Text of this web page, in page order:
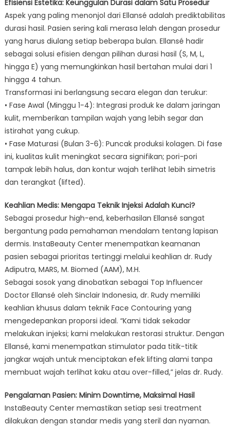
Efisiensi Estetika: Keunggulan Durasi dalam Satu Prosedur
Aspek yang paling menonjol dari Ellansé adalah prediktabilitas
durasi hasil. Pasien sering kali merasa lelah dengan prosedur
yang harus diulang setiap beberapa bulan. Ellansé hadir
sebagai solusi efisien dengan pilihan durasi hasil (S, M, L,
hingga E) yang memungkinkan hasil bertahan mulai dari 1
hingga 4 tahun.
Transformasi ini berlangsung secara elegan dan terukur:
• Fase Awal (Minggu 1-4): Integrasi produk ke dalam jaringan
kulit, memberikan tampilan wajah yang lebih segar dan
istirahat yang cukup.
• Fase Maturasi (Bulan 3-6): Puncak produksi kolagen. Di fase
ini, kualitas kulit meningkat secara signifikan; pori-pori
tampak lebih halus, dan kontur wajah terlihat lebih simetris
dan terangkat (lifted).
Keahlian Medis: Mengapa Teknik Injeksi Adalah Kunci?
Sebagai prosedur high-end, keberhasilan Ellansé sangat
bergantung pada pemahaman mendalam tentang lapisan
dermis. InstaBeauty Center menempatkan keamanan
pasien sebagai prioritas tertinggi melalui keahlian dr. Rudy
Adiputra, MARS, M. Biomed (AAM), M.H.
Sebagai sosok yang dinobatkan sebagai Top Influencer
Doctor Ellansé oleh Sinclair Indonesia, dr. Rudy memiliki
keahlian khusus dalam teknik Face Contouring yang
mengedepankan proporsi ideal. “Kami tidak sekadar
melakukan injeksi; kami melakukan restorasi struktur. Dengan
Ellansé, kami menempatkan stimulator pada titik-titik
jangkar wajah untuk menciptakan efek lifting alami tanpa
membuat wajah terlihat kaku atau over-filled,” jelas dr. Rudy.
Pengalaman Pasien: Minim Downtime, Maksimal Hasil
InstaBeauty Center memastikan setiap sesi treatment
dilakukan dengan standar medis yang steril dan nyaman.